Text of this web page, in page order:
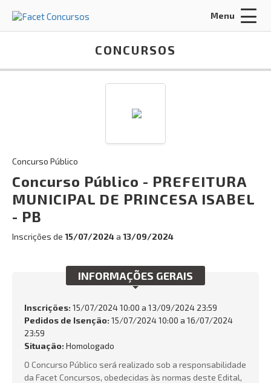
ENTRAR
Esqueci a minha senha
INÍCIO
NOSSAS ATIVIDADES
FALE CONOSCO
Menu
CONCURSOS
Concurso Público
Concurso Público - PREFEITURA
MUNICIPAL DE PRINCESA ISABEL
- PB
Inscrições de 15/07/2024a 13/09/2024
INFORMAÇÕES GERAIS
Inscrições: 15/07/2024 10:00 a 13/09/2024 23:59
Pedidos de Isenção: 15/07/2024 10:00 a 16/07/2024
23:59
Situação: Homologado
O Concurso Público será realizado sob a responsabilidade
da Facet Concursos, obedecidas às normas deste Edital,